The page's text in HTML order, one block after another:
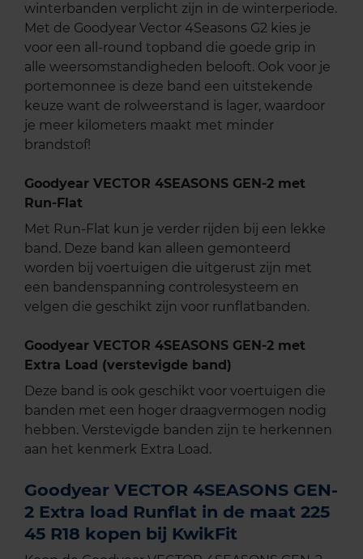
winterbanden verplicht zijn in de winterperiode.
Met de Goodyear Vector 4Seasons G2 kies je
voor een all-round topband die goede grip in
alle weersomstandigheden belooft. Ook voor je
portemonnee is deze band een uitstekende
keuze want de rolweerstand is lager, waardoor
je meer kilometers maakt met minder
brandstof!
Goodyear VECTOR 4SEASONS GEN-2 met
Run-Flat
Met Run-Flat kun je verder rijden bij een lekke
band. Deze band kan alleen gemonteerd
worden bij voertuigen die uitgerust zijn met
een bandenspanning controlesysteem en
velgen die geschikt zijn voor runflatbanden.
Goodyear VECTOR 4SEASONS GEN-2 met
Extra Load (verstevigde band)
Deze band is ook geschikt voor voertuigen die
banden met een hoger draagvermogen nodig
hebben. Verstevigde banden zijn te herkennen
aan het kenmerk Extra Load.
Goodyear VECTOR 4SEASONS GEN-
2 Extra load Runflat in de maat 225
45 R18 kopen bij KwikFit